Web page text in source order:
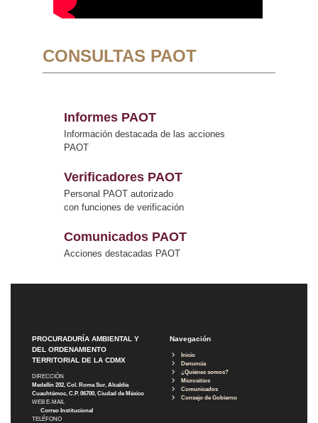
CONSULTAS PAOT
Informes PAOT
Información destacada de las acciones
PAOT
Verificadores PAOT
Personal PAOT autorizado
con funciones de verificación
Comunicados PAOT
Acciones destacadas PAOT
PROCURADURÍA AMBIENTAL Y
DEL ORDENAMIENTO
TERRITORIAL DE LA CDMX
DIRECCIÓN
Medellín 202, Col. Roma Sur, Alcaldía
Cuauhtémoc, C.P. 06700, Ciudad de México
WEB E-MAIL
Correo Institucional
TELÉFONO
Navegación
Inicio
Denuncia
¿Quiénes somos?
Micrositios
Comunicados
Consejo de Gobierno